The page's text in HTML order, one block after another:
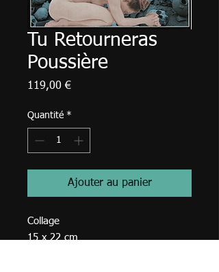
Tu Retourneras
Poussière
119,00 €Prix
Quantité *
Ajouter au panier
Collage
15 x 22 cm